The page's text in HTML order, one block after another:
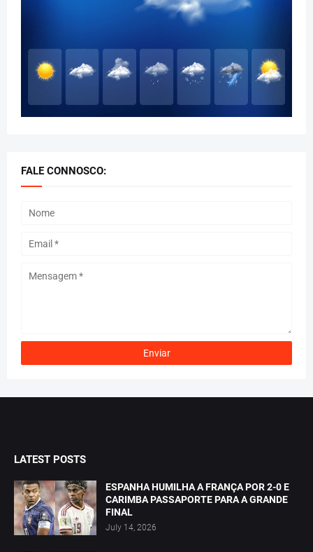
FALE CONNOSCO:
LATEST POSTS
ESPANHA HUMILHA A FRANÇA POR 2-0 E
CARIMBA PASSAPORTE PARA A GRANDE
FINAL
July 14, 2026